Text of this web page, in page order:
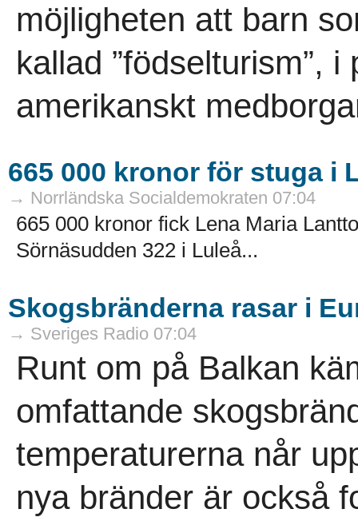
möjligheten att barn
kallad ”födselturism”,
amerikanskt
665 000 kronor för stuga i
→ Norrländska Socialdemokraten 07:04
665 000 kronor fick Lena Maria
Sörnäsudden 322 i Luleå...
Skogsbränderna rasar i
→ Sveriges Radio 07:04
Runt om på Balkan
omfattande
temperaturerna når
nya bränder är också